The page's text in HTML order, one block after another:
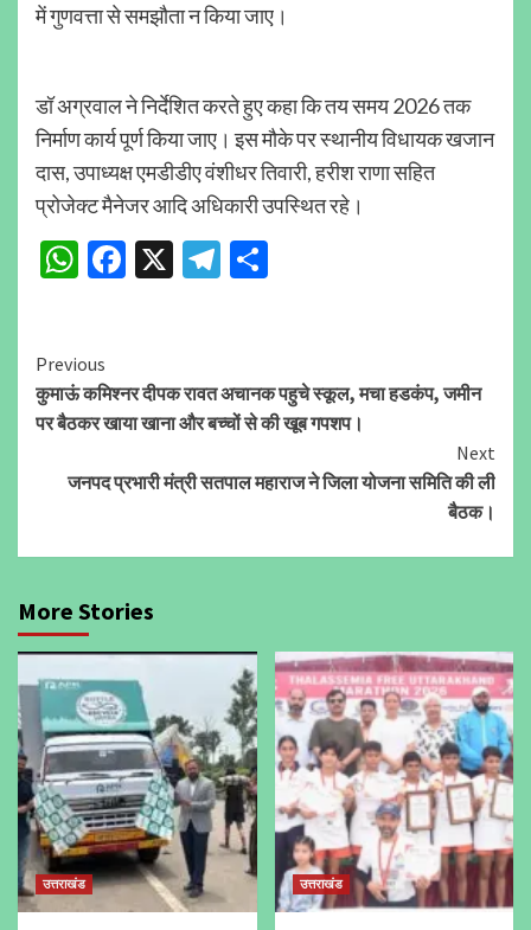
में गुणवत्ता से समझौता न किया जाए।
डॉ अग्रवाल ने निर्देशित करते हुए कहा कि तय समय 2026 तक
निर्माण कार्य पूर्ण किया जाए। इस मौके पर स्थानीय विधायक खजान
दास, उपाध्यक्ष एमडीडीए वंशीधर तिवारी, हरीश राणा सहित
प्रोजेक्ट मैनेजर आदि अधिकारी उपस्थित रहे।
WhatsApp
Facebook
X Telegram
Continue
Reading
Previous
कुमाऊं कमिश्नर दीपक रावत अचानक पहुचे स्कूल, मचा हडकंप, जमीन
पर बैठकर खाया खाना और बच्चों से की खूब गपशप।
Next
जनपद प्रभारी मंत्री सतपाल महाराज ने जिला योजना समिति की ली
बैठक।
More Stories
उत्तराखंड उत्तराखंड